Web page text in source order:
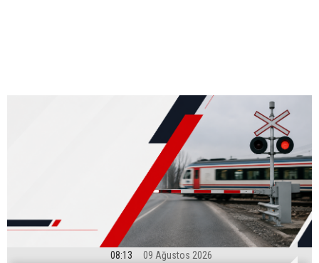
08:13 09 Ağustos 2026